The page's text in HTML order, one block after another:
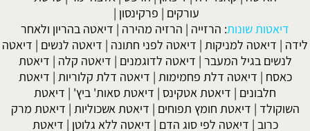
עורקים | פרקינסון |
דיאטות שונות: הרזייה | הרזיה מהירה | דיאטה בהריון ולאחר
לידה | דיאטה למניקות | דיאטה לפני חתונה | דיאטה לנשים | דיאטה
לנשים בגיל המעבר | דיאטה לדוגמנים | דיאטה קלה | דיאטת
כאסח | דיאטה דלת פחמימות | דיאטה דלת קלוריות | דיאטת
חלבונים | דיאטת אטקינס | דיאטת סאות' ביץ' | דיאטת
השוקולד | דיאטת חומץ תפוחים | דיאטת אשכוליות | דיאטת מרק
כרוב | דיאטה לפי סוג הדם | דיאטה ללא גלוטן | דיאטת